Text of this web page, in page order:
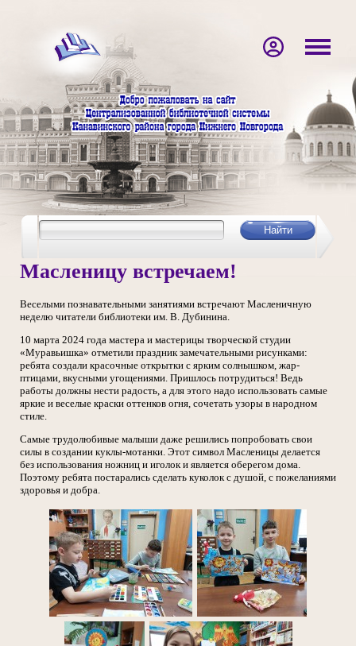
Масленицу встречаем!
Веселыми познавательными занятиями встречают Масленичную
неделю читатели библиотеки им. В. Дубинина.
10 марта 2024 года мастера и мастерицы творческой студии
«Муравьишка» отметили праздник замечательными рисунками:
ребята создали красочные открытки с ярким солнышком, жар-
птицами, вкусными угощениями. Пришлось потрудиться! Ведь
работы должны нести радость, а для этого надо использовать самые
яркие и веселые краски оттенков огня, сочетать узоры в народном
стиле.
Самые трудолюбивые малыши даже решились попробовать свои
силы в создании куклы-мотанки. Этот символ Масленицы делается
без использования ножниц и иголок и является оберегом дома.
Поэтому ребята постарались сделать куколок с душой, с пожеланиями
здоровья и добра.